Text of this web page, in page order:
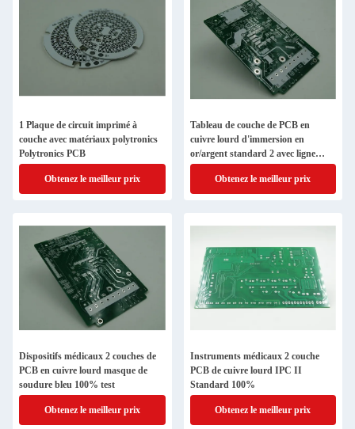
1 Plaque de circuit imprimé à
couche avec matériaux polytronics
Polytronics PCB
Obtenez le meilleur prix
Tableau de couche de PCB en
cuivre lourd d'immersion en
or/argent standard 2 avec ligne
minimale
Obtenez le meilleur prix
Dispositifs médicaux 2 couches de
PCB en cuivre lourd masque de
soudure bleu 100% test
Obtenez le meilleur prix
Instruments médicaux 2 couche
PCB de cuivre lourd IPC II
Standard 100%
Obtenez le meilleur prix